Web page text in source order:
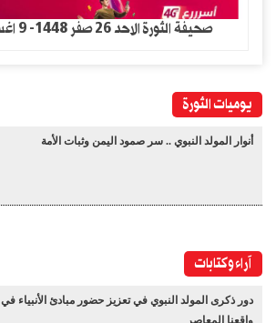
صحيفة الثورة الاحد 26 صفر 1448- 9 اغسطس 2026
يوميات الثورة
أنوار المولد النبوي .. سر صمود اليمن وثبات الأمة
آراء وكتابات
دور ذكرى المولد النبوي في تعزيز حضور مبادئ الأنبياء في
واقعنا المعاصر